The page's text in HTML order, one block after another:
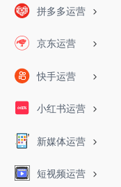
拼多多运营
京东运营
快手运营
小红书运营
新媒体运营
短视频运营